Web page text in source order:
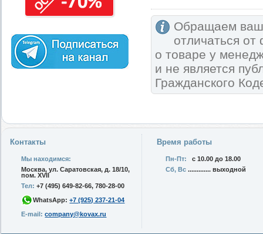
Обращаем
отличаться
о товаре у
и не является
Гражданского
Контакты
Мы находимся:
Москва, ул. Саратовская, д. 18/10,
пом. XVII
Тел:+7 (495) 649-82-66, 780-28-00
WhatsApp:+7 (925) 237-21-04
E-mail: company@kovax.ru
Время работы
Пн-Пт:
с 10.00 до 18.00
Сб, Вс............. выходной